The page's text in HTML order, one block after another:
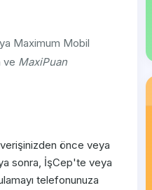
Maximum Mobil
ve MaxiPuan
önce veya
sonra, İşCep'te veya
telefonunuza